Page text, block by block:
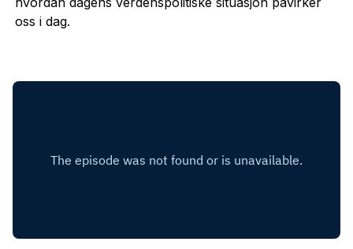
oss i dag.